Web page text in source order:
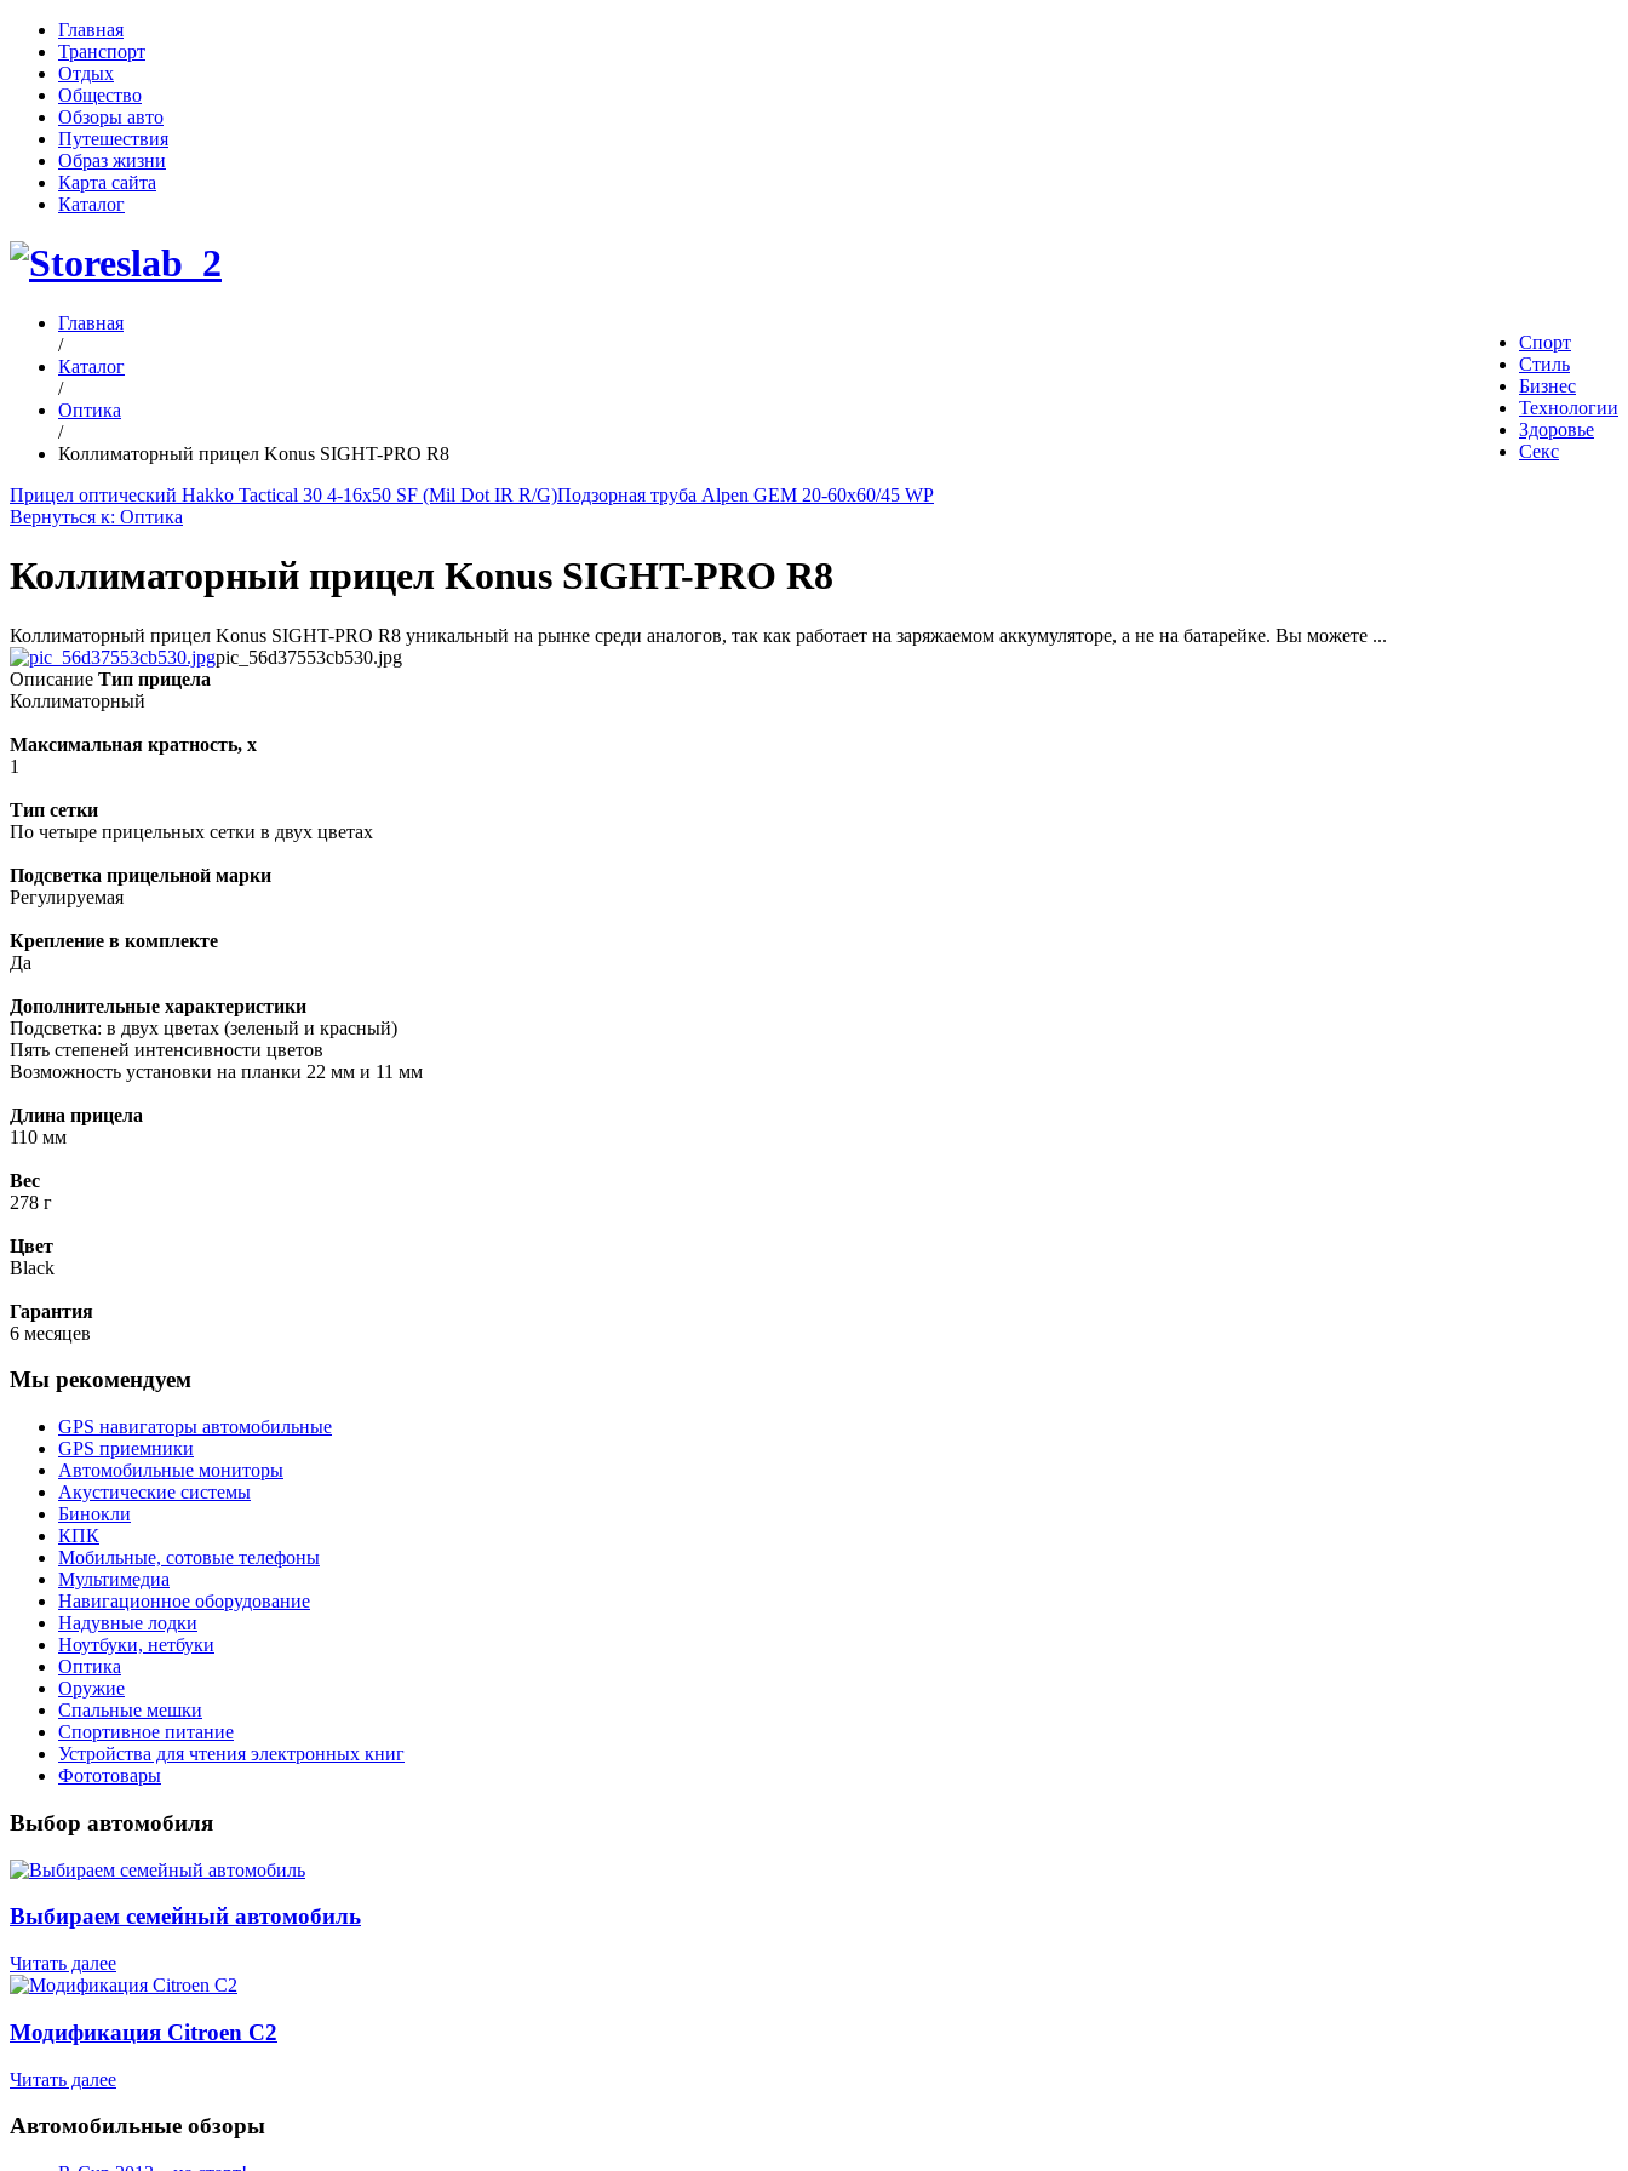
Главная
Транспорт
Отдых
Общество
Обзоры авто
Путешествия
Образ жизни
Карта сайта
Каталог
Спорт
Стиль
Бизнес
Технологии
Здоровье
Секс
Главная
/
Каталог
/
Оптика
/
Коллиматорный прицел Konus SIGHT-PRO R8
Прицел оптический Hakko Tactical 30 4-16x50 SF (Mil Dot IR R/G)Подзорная труба Alpen GEM 20-60x60/45 WP
Вернуться к: Оптика
Коллиматорный прицел Konus SIGHT-PRO R8
Коллиматорный прицел Konus SIGHT-PRO R8 уникальный на рынке среди аналогов, так как работает на заряжаемом аккумуляторе, а не на батарейке. Вы можете ...
pic_56d37553cb530.jpg
Описание Тип прицела
Коллиматорный
Максимальная кратность, х
1
Тип сетки
По четыре прицельных сетки в двух цветах
Подсветка прицельной марки
Регулируемая
Крепление в комплекте
Да
Дополнительные характеристики
Подсветка: в двух цветах (зеленый и красный)
Пять степеней интенсивности цветов
Возможность установки на планки 22 мм и 11 мм
Длина прицела
110 мм
Вес
278 г
Цвет
Black
Гарантия
6 месяцев
Мы рекомендуем
GPS навигаторы автомобильные
GPS приемники
Автомобильные мониторы
Акустические системы
Бинокли
КПК
Мобильные, сотовые телефоны
Мультимедиа
Навигационное оборудование
Надувные лодки
Ноутбуки, нетбуки
Оптика
Оружие
Спальные мешки
Спортивное питание
Устройства для чтения электронных книг
Фототовары
Выбор автомобиля
Выбираем семейный автомобиль
Читать далее
Модификация Citroen С2
Читать далее
Автомобильные обзоры